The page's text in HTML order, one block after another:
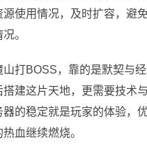
使用情况，及时扩容，避
。
山打BOSS，靠的是默契与
建这片天地，更需要技术
器的稳定就是玩家的体验，
血继续燃烧。